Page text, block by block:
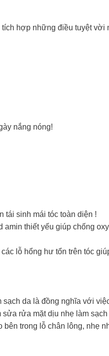
hợp những điều tuyệt vời
nắng nóng!
tái sinh mái tóc toàn diện !
thiết yếu giúp chống
lỗ hổng hư tổn trên tóc
da là đồng nghĩa với
rửa mặt dịu nhẹ làm
trong lỗ chân lông, nhẹ